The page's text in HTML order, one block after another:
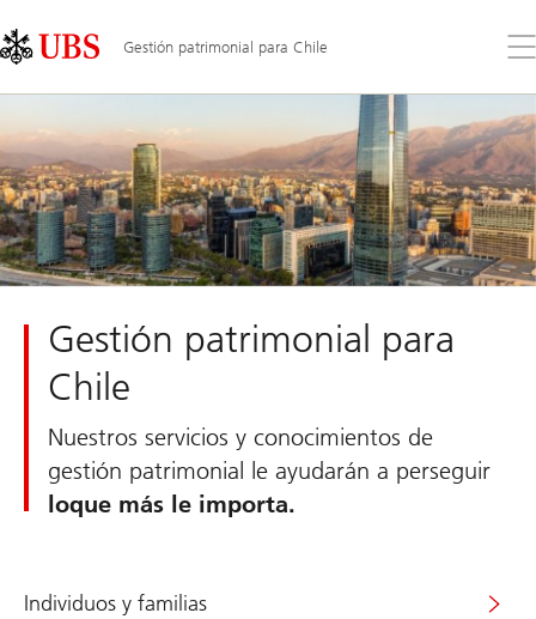
Links
Area
Gestión patrimonial para Chile
el
Gestión patrimonial para
Chile
Nuestros servicios y conocimientos de
gestión patrimonial le ayudarán a perseguir
loque más le importa.
Individuos y familias